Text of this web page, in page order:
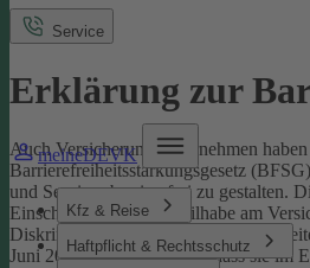
meineDEVK
Kfz & Reise
Haftpflicht & Rechtsschutz
Service
Erklärung zur
Auch Versicherungsunternehmen
Barrierefreiheitsstärkungsgesetz
und Services barrierefrei zu gestalten.
Einschränkungen die Teilhabe am
Diskriminierung abzubauen.
Juni 2025 so gestaltet sein, dass sie im